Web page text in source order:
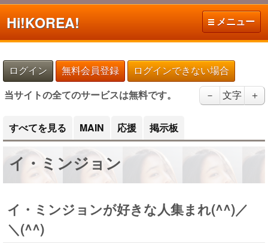
Hi!KOREA! メニュー
ログイン 無料会員登録 ログインできない場合
当サイトの全てのサービスは無料です。 － 文字 ＋
すべてを見る MAIN 応援 掲示板
イ・ミンジョン
イ・ミンジョンが好きな人集まれ(^^)／
＼(^^)